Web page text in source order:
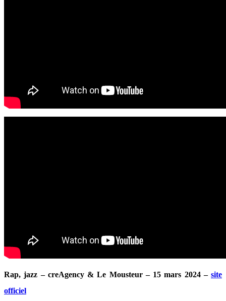
Rap, jazz – creAgency & Le Mousteur – 15 mars 2024 – site
officiel